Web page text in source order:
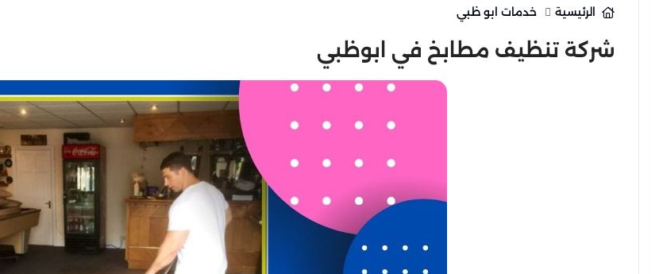
الرئيسية خدمات ابو ظبي
شركة تنظيف مطابخ في ابوظبي